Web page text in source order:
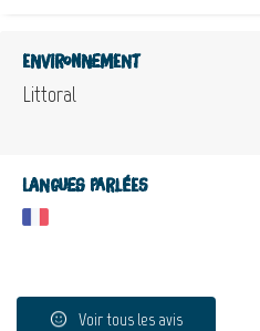
Environnement
Littoral
Langues parlées
Voir tous les avis